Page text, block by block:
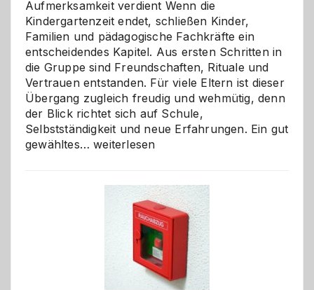
Aufmerksamkeit verdient Wenn die
Kindergartenzeit endet, schließen Kinder,
Familien und pädagogische Fachkräfte ein
entscheidendes Kapitel. Aus ersten Schritten in
die Gruppe sind Freundschaften, Rituale und
Vertrauen entstanden. Für viele Eltern ist dieser
Übergang zugleich freudig und wehmütig, denn
der Blick richtet sich auf Schule,
Selbstständigkeit und neue Erfahrungen. Ein gut
gewähltes…Abschied
bewusst
herzlich
gestalten
weiterlesen